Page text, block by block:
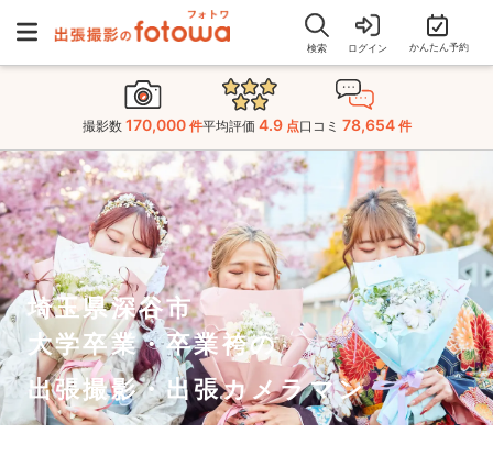
検索 ログイン かんたん予約
撮影数 170,000 件平均評価 4.9 点口コミ 78,654 件
埼玉県深谷市
大学卒業・卒業袴の
出張撮影・出張カメラマン